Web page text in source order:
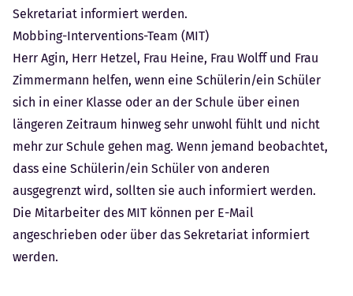
Sekretariat informiert werden.
Mobbing-Interventions-Team (MIT)
Herr Agin, Herr Hetzel, Frau Heine, Frau Wolff und Frau
Zimmermann helfen, wenn eine Schülerin/ein Schüler
sich in einer Klasse oder an der Schule über einen
längeren Zeitraum hinweg sehr unwohl fühlt und nicht
mehr zur Schule gehen mag. Wenn jemand beobachtet,
dass eine Schülerin/ein Schüler von anderen
ausgegrenzt wird, sollten sie auch informiert werden.
Die Mitarbeiter des MIT können per E-Mail
angeschrieben oder über das Sekretariat informiert
werden.